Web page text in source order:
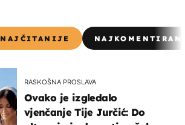
NAJČITANIJE
RASKOŠNA PROSLAVA
Ovako je izgledalo
vjenčanje Tije Jurčić: Do